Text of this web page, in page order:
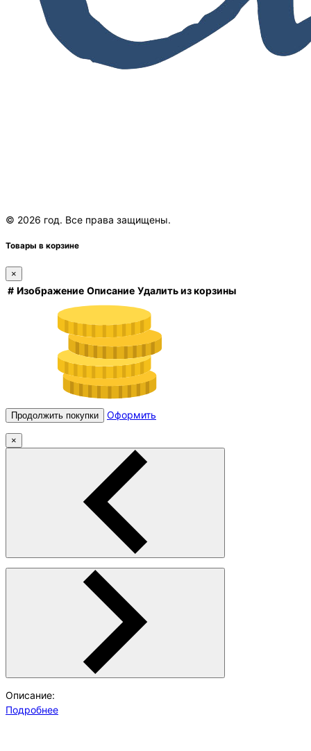
© 2026 год. Все права защищены.
Товары в корзине
×
# Изображение Описание Удалить из корзины
Продолжить покупки Оформить
×
Описание:
Подробнее